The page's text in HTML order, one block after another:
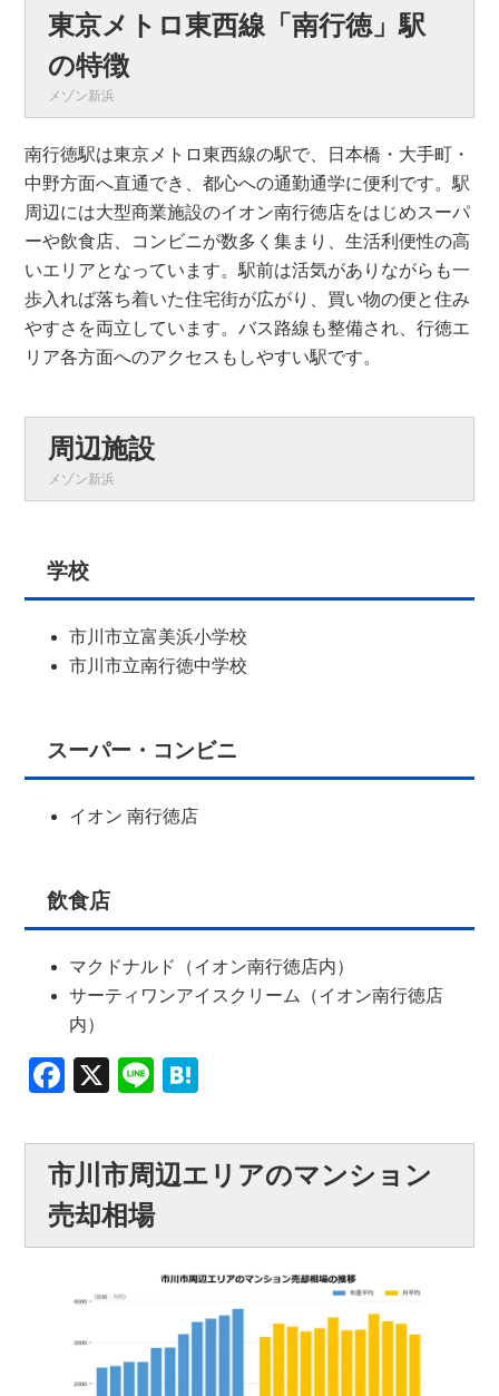
東京メトロ東西線「南行徳」駅
の特徴
メゾン新浜
南行徳駅は東京メトロ東西線の駅で、日本橋・大手町・
中野方面へ直通でき、都心への通勤通学に便利です。駅
周辺には大型商業施設のイオン南行徳店をはじめスーパ
ーや飲食店、コンビニが数多く集まり、生活利便性の高
いエリアとなっています。駅前は活気がありながらも一
歩入れば落ち着いた住宅街が広がり、買い物の便と住み
やすさを両立しています。バス路線も整備され、行徳エ
リア各方面へのアクセスもしやすい駅です。
周辺施設
メゾン新浜
学校
市川市立富美浜小学校
市川市立南行徳中学校
スーパー・コンビニ
イオン 南行徳店
飲食店
マクドナルド（イオン南行徳店内）
サーティワンアイスクリーム（イオン南行徳店
内）
Facebook
X Line
市川市周辺エリアのマンション
売却相場